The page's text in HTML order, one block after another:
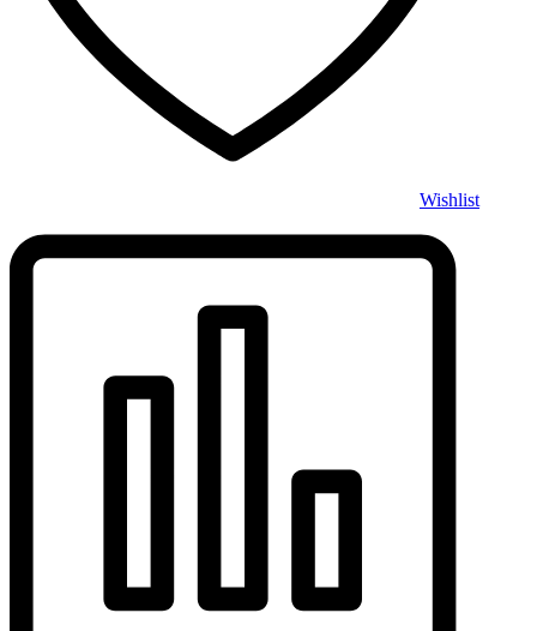
Wishlist